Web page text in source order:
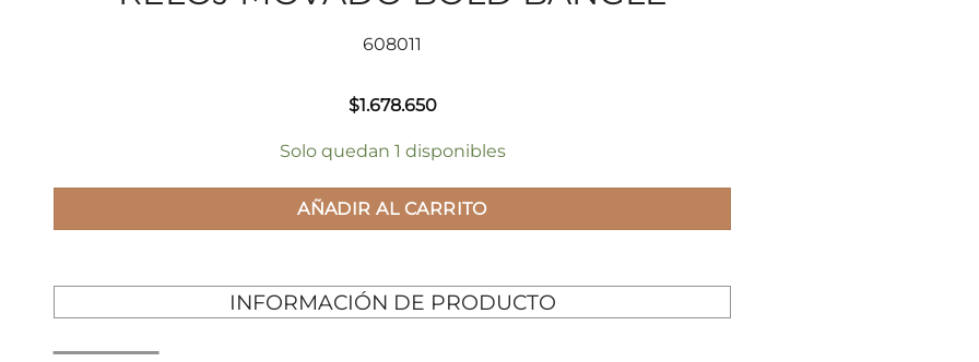
608011
$1.678.650
Solo quedan 1 disponibles
AÑADIR AL CARRITO
INFORMACIÓN DE PRODUCTO